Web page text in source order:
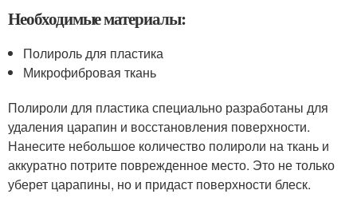
Необходимые материалы:
Полироль для пластика
Микрофибровая ткань
Полироли для пластика специально разработаны для
удаления царапин и восстановления поверхности.
Нанесите небольшое количество полироли на ткань и
аккуратно потрите поврежденное место. Это не только
уберет царапины, но и придаст поверхности блеск.